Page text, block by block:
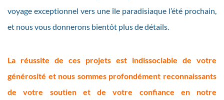
voyage exceptionnel vers une île paradisiaque l’été prochain,
et nous vous donnerons bientôt plus de détails.
La réussite de ces projets est indissociable de votre
générosité et nous sommes profondément reconnaissants
de votre soutien et de votre confiance en notre